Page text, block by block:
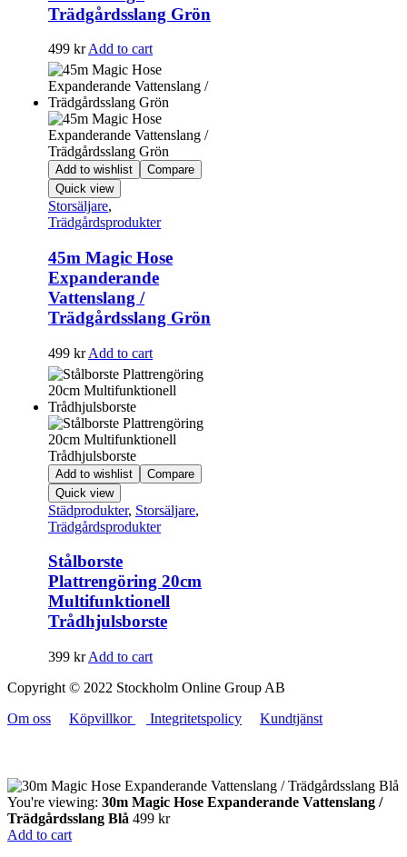
Trädgårdsslang Grön
499 kr Add to cart
Add to wishlist
Compare
Quick view
Storsäljare,
Trädgårdsprodukter
45m Magic Hose
Expanderande
Vattenslang /
Trädgårdsslang Grön
499 kr Add to cart
Add to wishlist
Compare
Quick view
Städprodukter, Storsäljare,
Trädgårdsprodukter
Stålborste
Plattrengöring 20cm
Multifunktionell
Trådhjulsborste
399 kr Add to cart
Copyright © 2022 Stockholm Online Group AB
Om oss
Köpvillkor Integritetspolicy Kundtjänst
You're viewing: 30m Magic Hose Expanderande Vattenslang /
Trädgårdsslang Blå 499 kr
Add to cart